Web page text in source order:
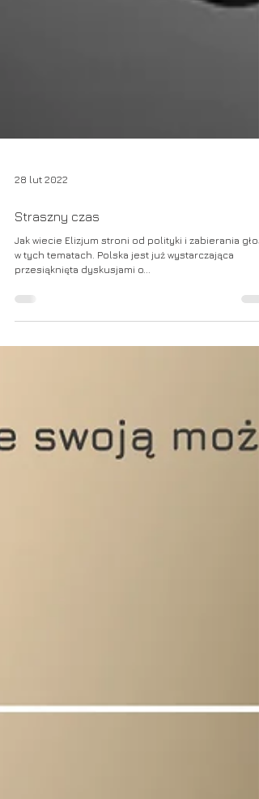
Straszny czas
Jak wiecie Elizjum stroni od polityki i zabierania
przesiąknięta dyskusjami o...